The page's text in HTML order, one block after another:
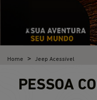
Home Jeep Acessível
PESSOA